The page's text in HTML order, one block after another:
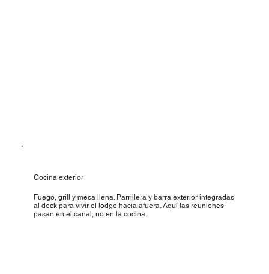
Cocina exterior
Fuego, grill y mesa llena. Parrillera y barra exterior integradas
al deck para vivir el lodge hacia afuera. Aquí las reuniones
pasan en el canal, no en la cocina.